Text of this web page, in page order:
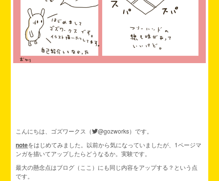
こんにちは、ゴズワークス（ @gozworks）です。
noteをはじめてみました。以前から気になっていましたが、1ページマ
ンガを描いてアップしたらどうなるか。実験です。
最大の懸念点はブログ（ここ）にも同じ内容をアップする？という点
です。